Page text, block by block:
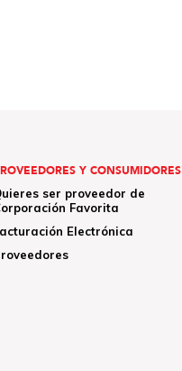
Y CONSUMIDORES
ser proveedor de
Favorita
Electrónica